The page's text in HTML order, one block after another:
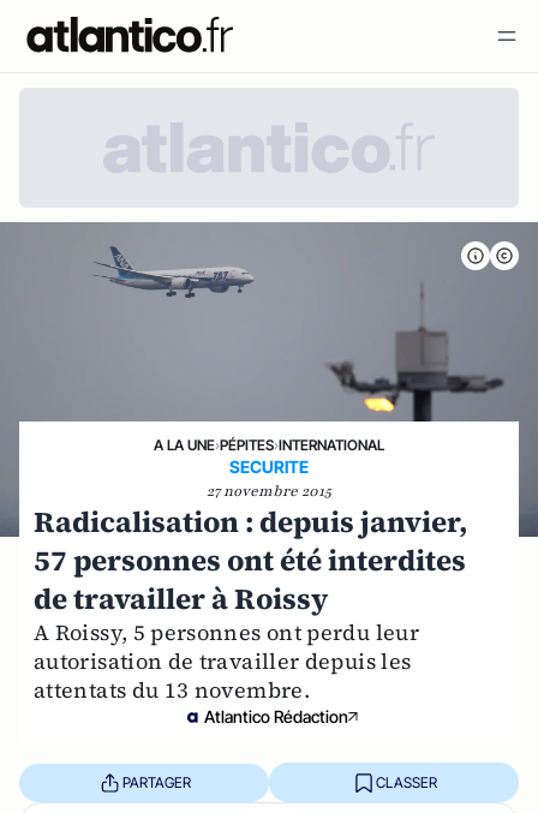
A LA UNE›PÉPITES›INTERNATIONAL
SECURITE
27 novembre 2015
Radicalisation : depuis janvier,
57 personnes ont été interdites
de travailler à Roissy
A Roissy, 5 personnes ont perdu leur
autorisation de travailler depuis les
attentats du 13 novembre.
Atlantico Rédaction
PARTAGER CLASSER